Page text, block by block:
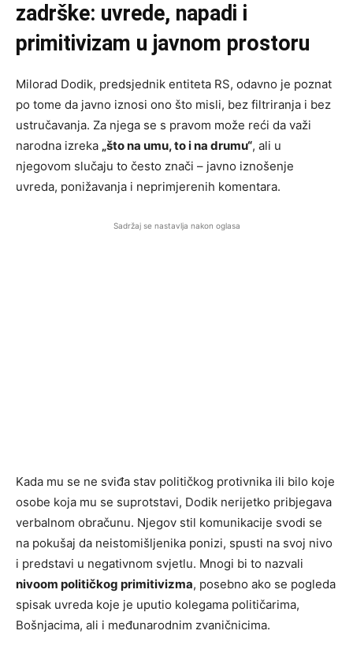
zadrške: uvrede, napadi i
primitivizam u javnom prostoru
Milorad Dodik, predsjednik entiteta RS, odavno je poznat
po tome da javno iznosi ono što misli, bez filtriranja i bez
ustručavanja. Za njega se s pravom može reći da važi
narodna izreka „što na umu, to i na drumu“, ali u
njegovom slučaju to često znači – javno iznošenje
uvreda, ponižavanja i neprimjerenih komentara.
Sadržaj se nastavlja nakon oglasa
Kada mu se ne sviđa stav političkog protivnika ili bilo koje
osobe koja mu se suprotstavi, Dodik nerijetko pribjegava
verbalnom obračunu. Njegov stil komunikacije svodi se
na pokušaj da neistomišljenika ponizi, spusti na svoj nivo
i predstavi u negativnom svjetlu. Mnogi bi to nazvali
nivoom političkog primitivizma, posebno ako se pogleda
spisak uvreda koje je uputio kolegama političarima,
Bošnjacima, ali i međunarodnim zvaničnicima.